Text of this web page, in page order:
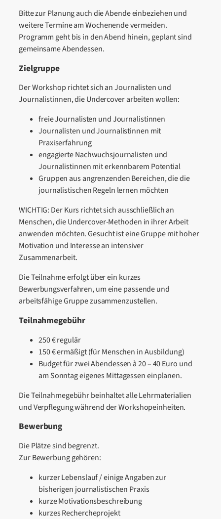
Bitte zur Planung auch die Abende einbeziehen und
weitere Termine am Wochenende vermeiden.
Programm geht bis in den Abend hinein, geplant sind
gemeinsame Abendessen.
Zielgruppe
Der Workshop richtet sich an Journalisten und
Journalistinnen, die Undercover arbeiten wollen:
freie Journalisten und Journalistinnen
Journalisten und Journalistinnen mit
Praxiserfahrung
engagierte Nachwuchsjournalisten und
Journalistinnen mit erkennbarem Potential
Gruppen aus angrenzenden Bereichen, die die
journalistischen Regeln lernen möchten
WICHTIG: Der Kurs richtet sich ausschließlich an
Menschen, die Undercover-Methoden in ihrer Arbeit
anwenden möchten. Gesucht ist eine Gruppe mit hoher
Motivation und Interesse an intensiver
Zusammenarbeit.
Die Teilnahme erfolgt über ein kurzes
Bewerbungsverfahren, um eine passende und
arbeitsfähige Gruppe zusammenzustellen.
Teilnahmegebühr
250 € regulär
150 € ermäßigt (für Menschen in Ausbildung)
Budget für zwei Abendessen à 20 – 40 Euro und
am Sonntag eigenes Mittagessen einplanen.
Die Teilnahmegebühr beinhaltet alle Lehrmaterialien
und Verpflegung während der Workshopeinheiten.
Bewerbung
Die Plätze sind begrenzt.
Zur Bewerbung gehören:
kurzer Lebenslauf / einige Angaben zur
bisherigen journalistischen Praxis
kurze Motivationsbeschreibung
kurzes Rechercheprojekt